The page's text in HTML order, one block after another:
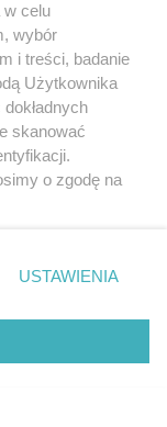
a potem
#
w celu
wybór
i treści, badanie
Użytkownika
skanować
o zgodę na
. Niektóre
tylko
USTAWIENIA